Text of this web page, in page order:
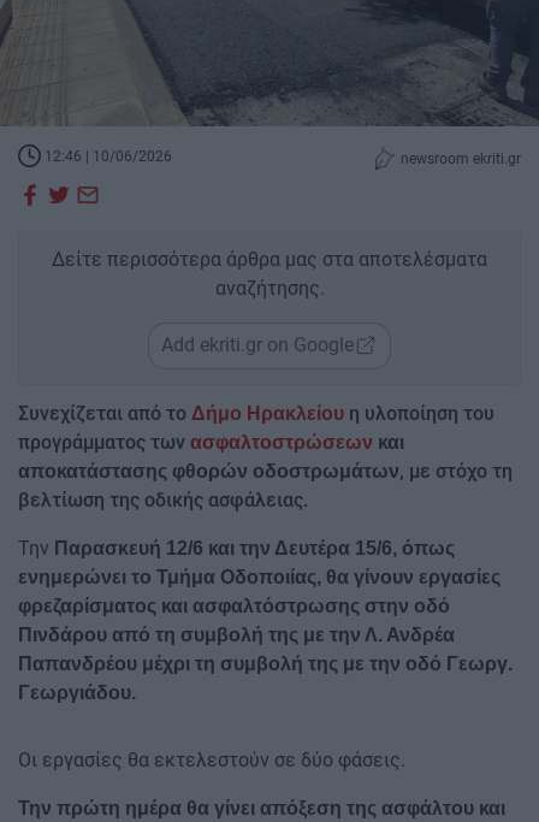
12:46 | 10/06/2026 newsroom ekriti.gr
Δείτε περισσότερα άρθρα μας στα αποτελέσματα
αναζήτησης.
Add ekriti.gr on Google
Συνεχίζεται από το Δήμο Ηρακλείου η υλοποίηση του
προγράμματος των ασφαλτοστρώσεων και
αποκατάστασης φθορών οδοστρωμάτων, με στόχο τη
βελτίωση της οδικής ασφάλειας.
Την Παρασκευή 12/6 και την Δευτέρα 15/6, όπως
ενημερώνει το Τμήμα Οδοποιίας, θα γίνουν εργασίες
φρεζαρίσματος και ασφαλτόστρωσης στην οδό
Πινδάρου από τη συμβολή της με την Λ. Ανδρέα
Παπανδρέου μέχρι τη συμβολή της με την οδό Γεωργ.
Γεωργιάδου.
Οι εργασίες θα εκτελεστούν σε δύο φάσεις.
Την πρώτη ημέρα θα γίνει απόξεση της ασφάλτου και